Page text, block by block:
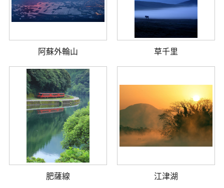
阿蘇外輪山 草千里
肥薩線 江津湖